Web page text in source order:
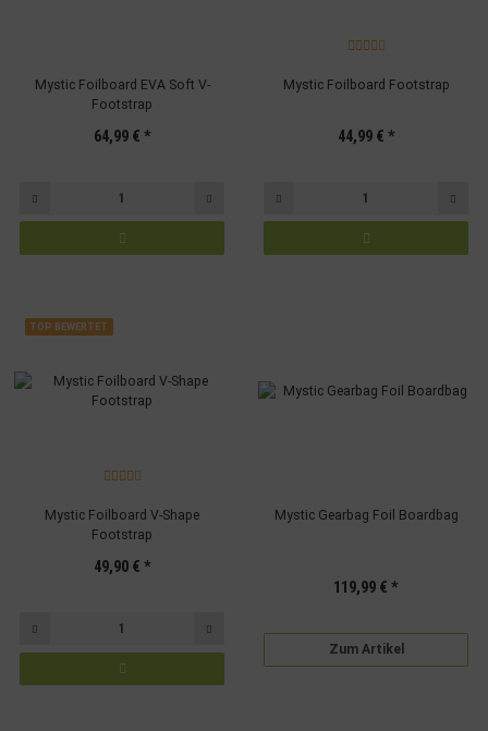
Mystic Foilboard EVA Soft V-
Footstrap
64,99 € *
Mystic Foilboard Footstrap
44,99 € *
TOP BEWERTET
Mystic Foilboard V-Shape
Footstrap
49,90 € *
Mystic Gearbag Foil Boardbag
119,99 € *
Zum Artikel